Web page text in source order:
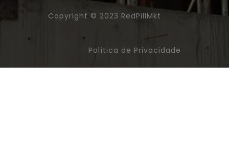
Copyright © 2023 RedPillMkt
Política de Privacidade